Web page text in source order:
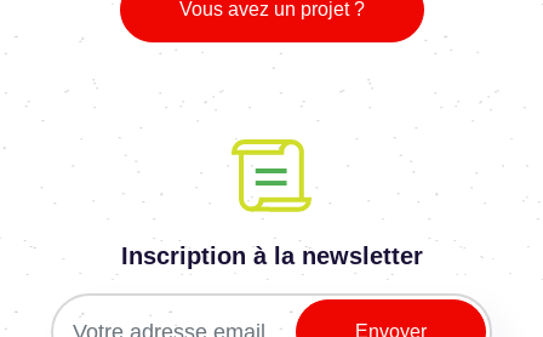
Vous avez un projet ?
Inscription à la newsletter